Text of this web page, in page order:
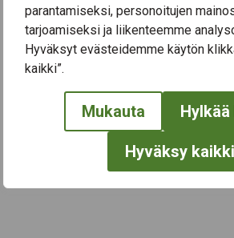
parantamiseksi, personoitujen
tarjoamiseksi ja liikenteemme
Hyväksyt evästeidemme käytön
kaikki”.
Mukauta
Hyväksy kaikki